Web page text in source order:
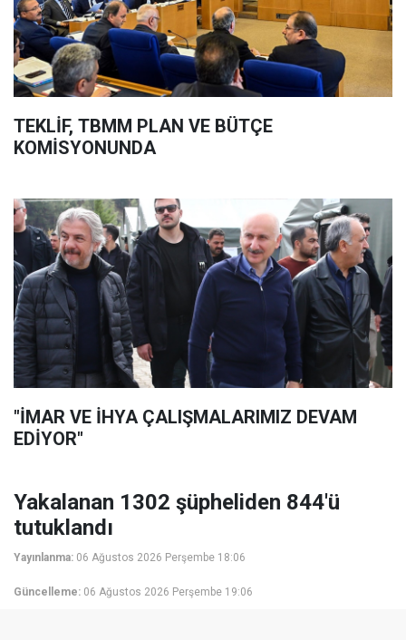
TEKLİF, TBMM PLAN VE BÜTÇE
KOMİSYONUNDA
"İMAR VE İHYA ÇALIŞMALARIMIZ DEVAM
EDİYOR"
Yakalanan 1302 şüpheliden 844'ü
tutuklandı
Yayınlanma: 06 Ağustos 2026 Perşembe 18:06
Güncelleme: 06 Ağustos 2026 Perşembe 19:06